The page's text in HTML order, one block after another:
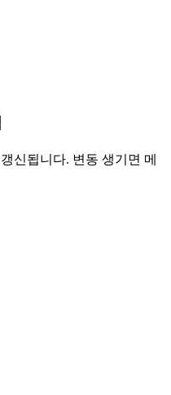
신됩니다. 변동 생기면 메